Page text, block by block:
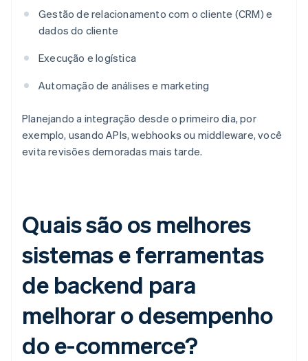
Gestão de relacionamento com o cliente (CRM) e
dados do cliente
Execução e logística
Automação de análises e marketing
Planejando a integração desde o primeiro dia, por
exemplo, usando APIs, webhooks ou middleware, você
evita revisões demoradas mais tarde.
Quais são os melhores
sistemas e ferramentas
de backend para
melhorar o desempenho
do e-commerce?